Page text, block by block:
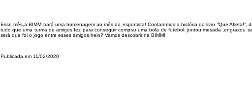
Esse mês,a BIMM trará uma homenagem ao mês do esportista! Contaremos a história do livro “Que Atleta!”,
tudo que uma turma de amigos fez para conseguir comprar uma bola de futebol: juntou mesada ,engraxou
será que foi o jogo entre esses amigos,hein? Vamos descobrir na BIMM!
Publicada em 11/02/2020